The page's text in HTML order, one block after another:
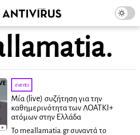
events
Mία (live) συζήτηση για την
καθημερινότητα των ΛΟΑΤΚΙ+
ατόμων στην Ελλάδα
Το meallamatia.gr συναντά το